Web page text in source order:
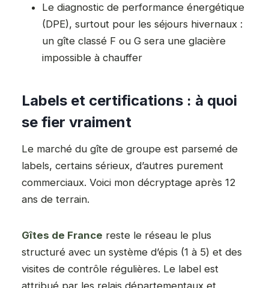
Le diagnostic de performance énergétique
(DPE), surtout pour les séjours hivernaux :
un gîte classé F ou G sera une glacière
impossible à chauffer
Labels et certifications : à quoi
se fier vraiment
Le marché du gîte de groupe est parsemé de
labels, certains sérieux, d’autres purement
commerciaux. Voici mon décryptage après 12
ans de terrain.
Gîtes de France reste le réseau le plus
structuré avec un système d’épis (1 à 5) et des
visites de contrôle régulières. Le label est
attribué par les relais départementaux et